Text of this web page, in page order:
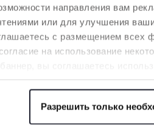
направления вам
или для улучшения
с размещением
на использование
услуги.
cookieРазрешить только
3 Цвета
Hello Baby